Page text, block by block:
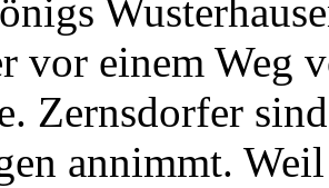
vor einem Weg
Zernsdorfer
annimmt.